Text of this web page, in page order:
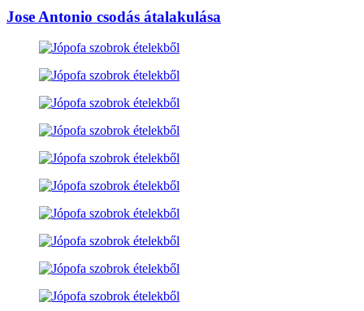
Jose Antonio csodás átalakulása